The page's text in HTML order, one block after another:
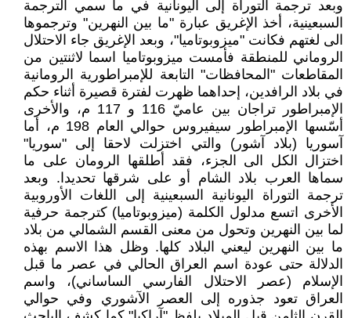
وبعد ترجمة التوراة إلى اليونانية في ما سمي الترجمة
السبعينية، أخذ الإغريق عبارة "ما بين النهرين" وترجموها
الى لغتهم فكانت "ميزوبوتاميا"، وبعد الإغريق جاء الاحتلال
الروماني للمنطقة فأمست ميزوبوتاميا اسما لاثنتين من
المقاطعات "المحافظات" التابعة للإمبراطورية الرومانية
في بلاد الرافدين، إحداهما ظهرت لفترة قصيرة أثناء حكم
الإمبراطور تراجان بين عاميّ 116 و 117 م، والأخرى
أسّسها الإمبراطور سيفيروس حوالي العام 198 م، أما
آسوريا (بلاد آشور) والتي اختزلت لاحقا إلى "سوريا"
اختزال الكل الى الجزء، فقد أطلقها الرومان على ما
سماها العرب بلاد الشام أو على شرقها تحديدا. وبعد
ترجمة التوراة اليونانية السبعينية إلى اللغات الأوروبية
الأخرى اتسع مدلول الكلمة (ميزوبوتاميا) كترجمة حرفية
لما بين النهرين وتحول من معنى القسم الشمالي من بلاد
ما بين النهرين ليعني البلاد كلها. وظل هذا الاسم بهذه
الدلالة حتى عودة اسم العراق الحالي في عصر ما قبل
الإسلام (عصر الاحتلال الفارسي الساساني)، واسم
العراق تعود جذوره إلى العصر الآشوري وفي حوالي